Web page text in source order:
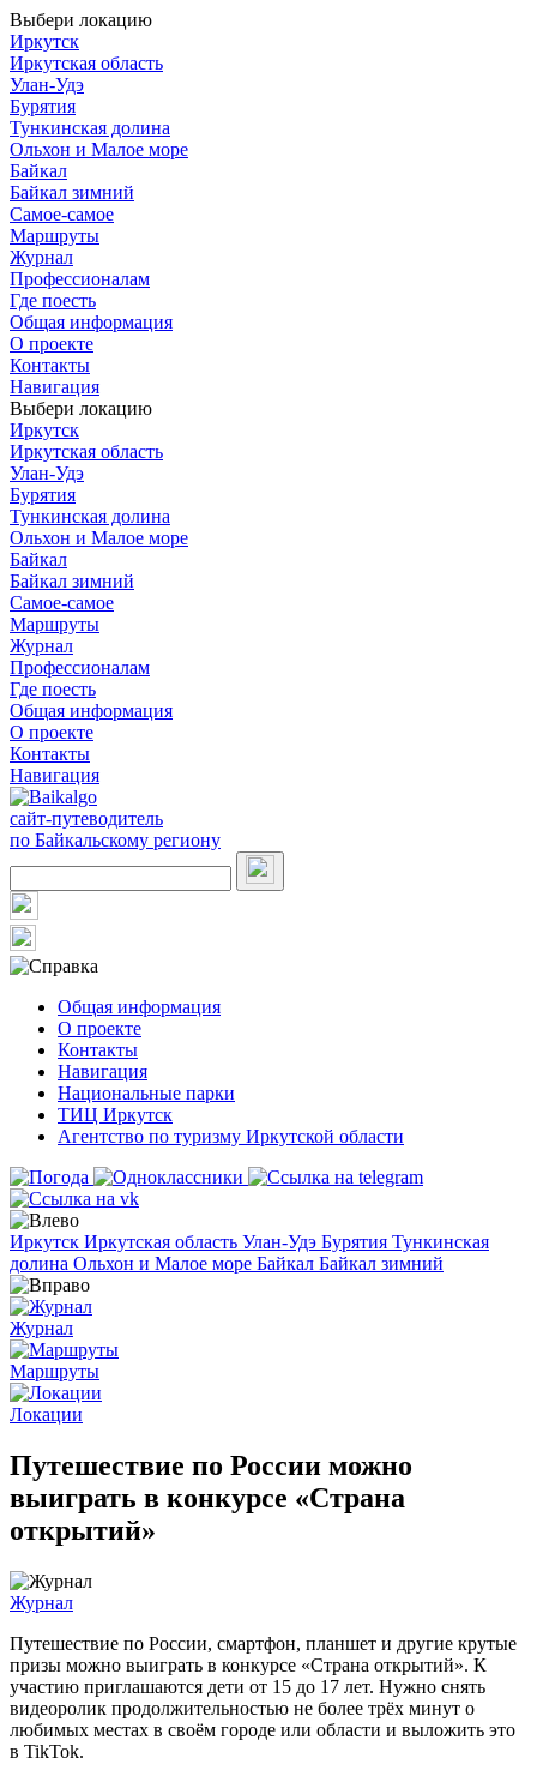
Выбери локацию
Иркутск
Иркутская область
Улан-Удэ
Бурятия
Тункинская долина
Ольхон и Малое море
Байкал
Байкал зимний
Самое-самое
Маршруты
Журнал
Профессионалам
Где поесть
Общая информация
О проекте
Контакты
Навигация
Выбери локацию
Иркутск
Иркутская область
Улан-Удэ
Бурятия
Тункинская долина
Ольхон и Малое море
Байкал
Байкал зимний
Самое-самое
Маршруты
Журнал
Профессионалам
Где поесть
Общая информация
О проекте
Контакты
Навигация
сайт-путеводитель
по Байкальскому региону
Общая информация
О проекте
Контакты
Навигация
Национальные парки
ТИЦ Иркутск
Агентство по туризму Иркутской области
Иркутск Иркутская область Улан-Удэ Бурятия Тункинская
долина Ольхон и Малое море Байкал Байкал зимний
Журнал
Маршруты
Локации
Путешествие по России можно
выиграть в конкурсе «Страна
открытий»
Журнал
Путешествие по России, смартфон, планшет и другие крутые
призы можно выиграть в конкурсе «Страна открытий». К
участию приглашаются дети от 15 до 17 лет. Нужно снять
видеоролик продолжительностью не более трёх минут о
любимых местах в своём городе или области и выложить это
в TikTok.